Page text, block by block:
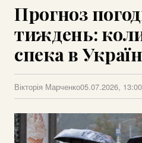
Прогноз
тиждень:
спека в
Вікторія Марченко05.07.2026, 13:00